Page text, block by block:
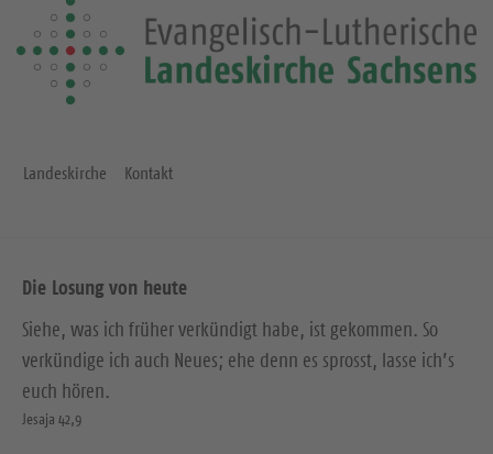
Landeskirche Kontakt
Die Losung von heute
Siehe, was ich früher verkündigt habe, ist gekommen. So
verkündige ich auch Neues; ehe denn es sprosst, lasse ich’s
euch hören.
Jesaja 42,9